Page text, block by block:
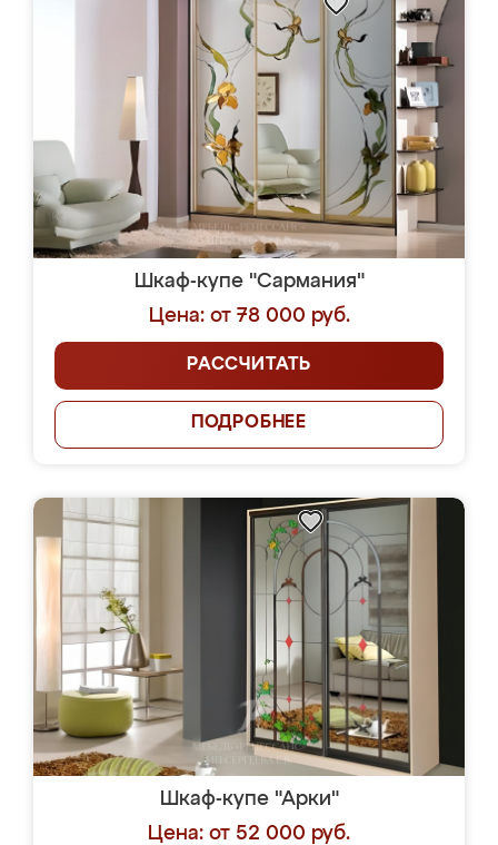
Шкаф-купе "Сармания"
Цена: от 78 000 руб.
РАССЧИТАТЬ
ПОДРОБНЕЕ
Шкаф-купе "Арки"
Цена: от 52 000 руб.